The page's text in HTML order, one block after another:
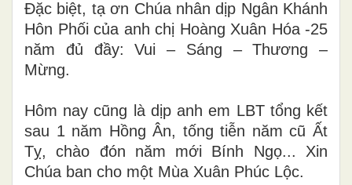
Đặc biệt, tạ ơn Chúa nhân dịp Ngân Khánh
Hôn Phối của anh chị Hoàng Xuân Hóa -25
năm đủ đầy: Vui – Sáng – Thương –
Mừng.
Hôm nay cũng là dịp anh em LBT tổng kết
sau 1 năm Hồng Ân, tống tiễn năm cũ Ất
Tỵ, chào đón năm mới Bính Ngọ... Xin
Chúa ban cho một Mùa Xuân Phúc Lộc.